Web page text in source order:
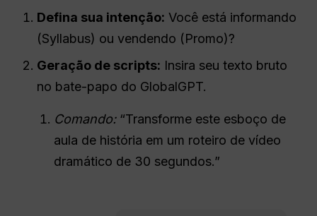
Defina sua intenção: Você está informando
(Syllabus) ou vendendo (Promo)?
Geração de scripts: Insira seu texto bruto
no bate-papo do GlobalGPT.
Comando:“Transforme este esboço de
aula de história em um roteiro de vídeo
dramático de 30 segundos.”